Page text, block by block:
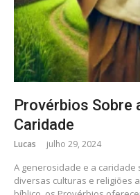
Provérbios Sobre
Caridade
Lucas julho 29, 2024
A generosidade e a
diversas culturas e religiões